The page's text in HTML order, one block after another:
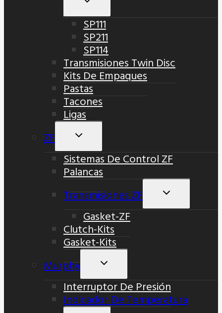
Hijo
SP111
SP211
SP114
Transmisiones Twin Disc
Kits De Empaques
Pastas
Tacones
Ligas
ZF
Alternar
Hijo
Sistemas De Control ZF
Palancas
Transmisiones ZF
Alternar
Gasket-ZF
Clutch-Kits
Gasket-Kits
Murphy
Alternar
Hijo
Interruptor De Presión
Indicador De Temperatura